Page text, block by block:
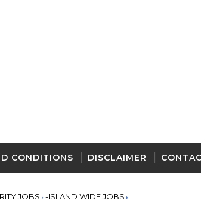
CONDITIONS DISCLAIMER
JOBS -ISLAND WIDE JOBS
|